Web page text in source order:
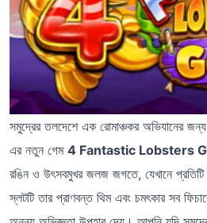
সমুদ্রের তলদেশে এক রোমাঞ্চকর
এর নতুন গেম 4 Fantastic Lobsters
রঙিন ও উৎসবমুখর জলজ জগতে, যেখানে
স্লটটি তার প্রাণবন্ত থিম এবং চমৎকার সব